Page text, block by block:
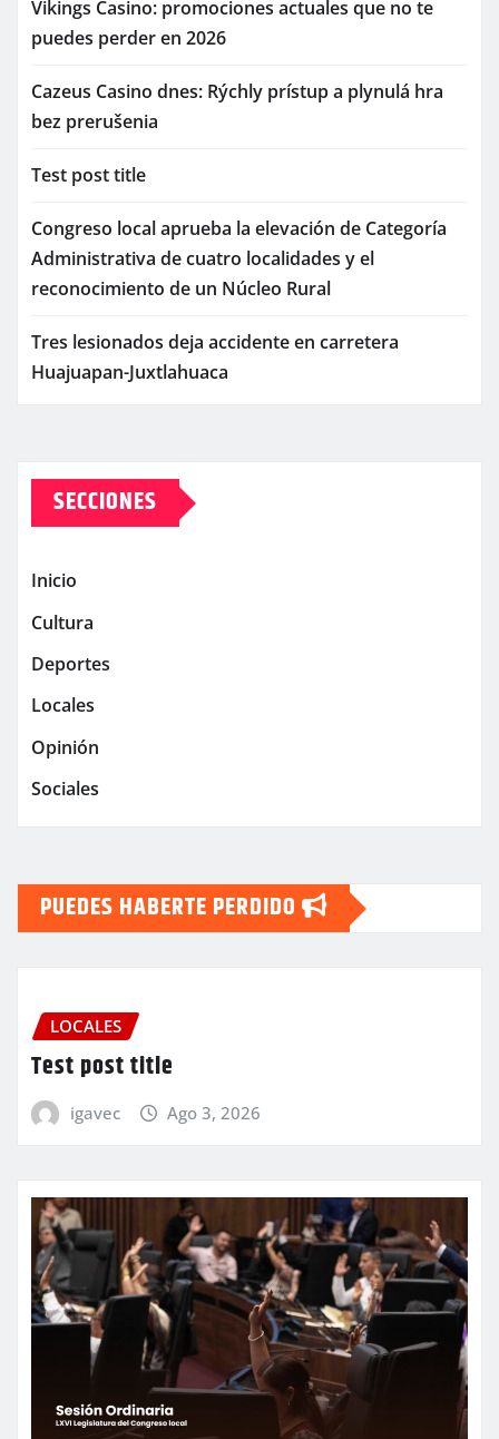
Vikings Casino: promociones actuales que no te
puedes perder en 2026
Cazeus Casino dnes: Rýchly prístup a plynulá hra
bez prerušenia
Test post title
Congreso local aprueba la elevación de Categoría
Administrativa de cuatro localidades y el
reconocimiento de un Núcleo Rural
Tres lesionados deja accidente en carretera
Huajuapan-Juxtlahuaca
SECCIONES
Inicio
Cultura
Deportes
Locales
Opinión
Sociales
PUEDES HABERTE PERDIDO
LOCALES
Test post title
igavec Ago 3, 2026